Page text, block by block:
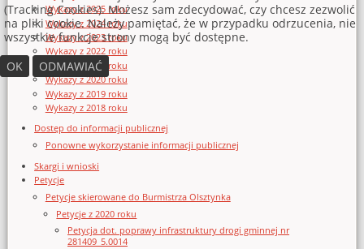
Wykazy z 2025 roku
Wykazy z 2024 roku
Wykazy z 2023 roku
Wykazy z 2022 roku
Wykazy z 2021 roku
Wykazy z 2020 roku
Wykazy z 2019 roku
Wykazy z 2018 roku
Dostęp do informacji publicznej
Ponowne wykorzystanie informacji publicznej
Skargi i wnioski
Petycje
Petycje skierowane do Burmistrza Olsztynka
Petycje z 2020 roku
Petycja dot. poprawy infrastruktury drogi gminnej nr
281409_5.0014
(Tracking Cookies). Możesz sam zdecydować, czy chcesz zezwolić
na pliki cookie. Należy pamiętać, że w przypadku odrzucenia, nie
wszystkie funkcje strony mogą być dostępne.
OK
ODMAWIAĆ